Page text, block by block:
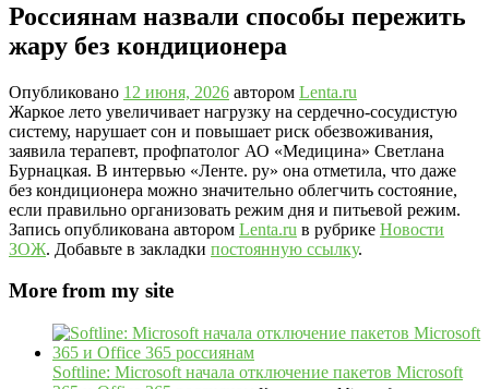
Россиянам назвали способы пережить
жару без кондиционера
Опубликовано 12 июня, 2026 автором Lenta.ru
Жаркое лето увеличивает нагрузку на сердечно-сосудистую
систему, нарушает сон и повышает риск обезвоживания,
заявила терапевт, профпатолог АО «Медицина» Светлана
Бурнацкая. В интервью «Ленте. ру» она отметила, что даже
без кондиционера можно значительно облегчить состояние,
если правильно организовать режим дня и питьевой режим.
Запись опубликована автором Lenta.ru в рубрике Новости
ЗОЖ. Добавьте в закладки постоянную ссылку.
More from my site
Softline: Microsoft начала отключение пакетов Мicrosoft